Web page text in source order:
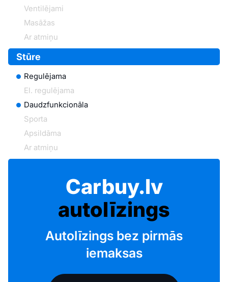
Ventilējami
Masāžas
Ar atmiņu
Stūre
Regulējama
El. regulējama
Daudzfunkcionāla
Sporta
Apsildāma
Ar atmiņu
Carbuy.lv
autolīzings
Autolīzings bez pirmās
iemaksas